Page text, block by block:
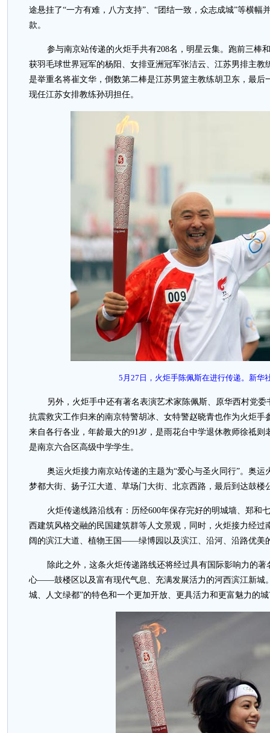
途悬挂了“一方有难，八方支持”、“团结一致，众志成城”等横幅
款。
参与南京站传递的火炬手共有208名，明星云集。跑前三棒
获羽毛球世界冠军的杨阳、女排亚洲冠军张洁云、江苏男排主教
是举重名将崔文华，倒数第二棒是江苏男篮主教练胡卫东，最后
现任江苏女排教练孙玥担任。
5月27日，火炬手陈佩斯在进行传递。新华
另外，火炬手中还有著名表演艺术家陈佩斯、原华西村党
抗震救灾工作归来的南京特警胡冰、女特警赵晓青也作为火炬手
来自各行各业，年龄最大的91岁，是雨花台中学退休教师徐祗则
是南京六合区高级中学学生。
奥运火炬接力南京站传递的主题为“爱心与圣火同行”。奥
梦都大街、扬子江大道、草场门大街、北京西路，最后到达鼓楼
火炬传递线路沿线有：历经600年保存完好的明城墙、郑和
西建筑风格交融的民国建筑群等人文景观，同时，火炬接力经
阔的滨江大道、植物王国——绿博园以及滨江、沿河、沿路优美
除此之外，这条火炬传递路线还将经过具有国际影响力的
心——鼓楼区以及富有现代气息、充满发展活力的河西滨江新城
城、人文绿都”的特色和一个更加开放、更具活力和更富魅力的